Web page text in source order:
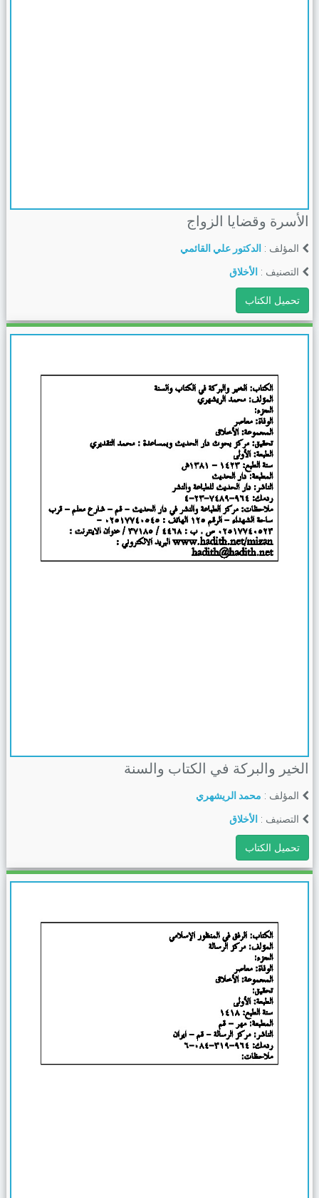
الأسرة وقضايا الزواج
المؤلف : الدكتور علي القائمي
التصنيف : الأخلاق
تحميل الكتاب
الخير والبركة في الكتاب والسنة
المؤلف : محمد الريشهري
التصنيف : الأخلاق
تحميل الكتاب